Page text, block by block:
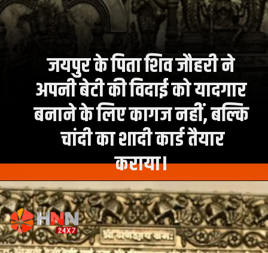
जयपुर के पिता शिव जौहरी ने
अपनी बेटी की विदाई को यादगार
बनाने के लिए कागज नहीं, बल्कि
चांदी का शादी कार्ड तैयार
कराया।